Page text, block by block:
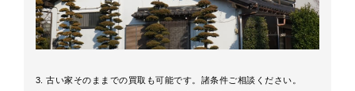
3. 古い家そのままでの買取も可能です。諸条件ご相談ください。